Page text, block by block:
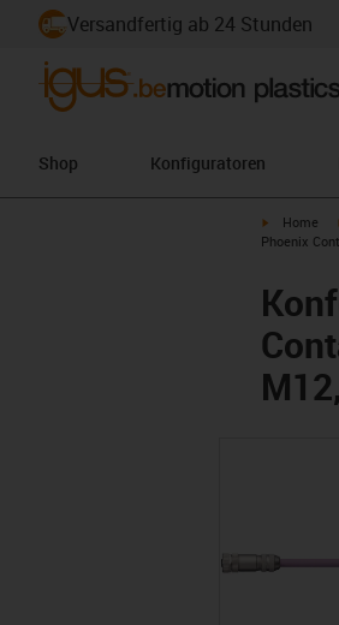
Versandfertig ab 24 Stunden
Shop Konfiguratoren
igus-icon-
Home
Phoenix